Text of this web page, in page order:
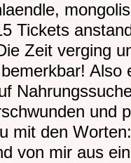
Tickets
Zeit verging
Also
und
mit den
von mir aus